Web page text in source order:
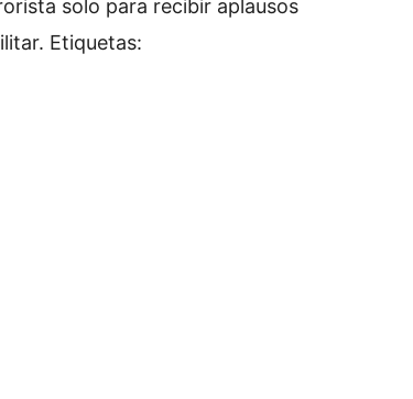
solo para recibir aplausos
Etiquetas: